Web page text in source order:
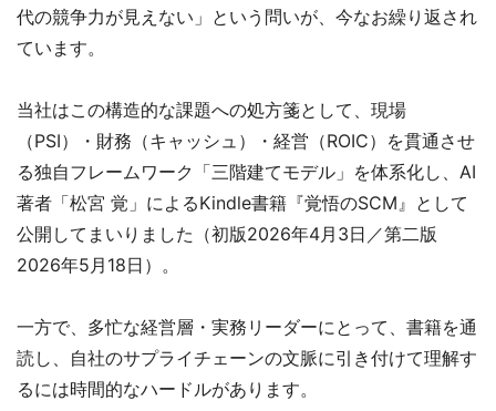
代の競争力が見えない」という問いが、今なお繰り返され
ています。
当社はこの構造的な課題への処方箋として、現場
（PSI）・財務（キャッシュ）・経営（ROIC）を貫通させ
る独自フレームワーク「三階建てモデル」を体系化し、AI
著者「松宮 覚」によるKindle書籍『覚悟のSCM』として
公開してまいりました（初版2026年4月3日／第二版
2026年5月18日）。
一方で、多忙な経営層・実務リーダーにとって、書籍を通
読し、自社のサプライチェーンの文脈に引き付けて理解す
るには時間的なハードルがあります。